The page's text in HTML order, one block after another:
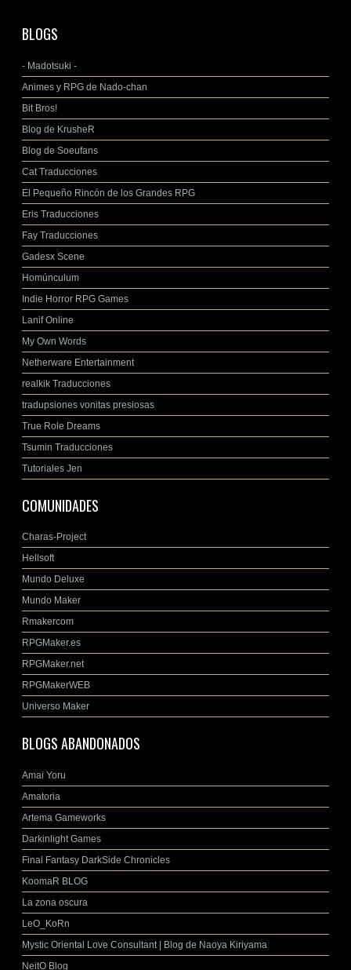
BLOGS
- Madotsuki -
Animes y RPG de Nado-chan
Bit Bros!
Blog de KrusheR
Blog de Soeufans
Cat Traducciones
El Pequeño Rincón de los Grandes RPG
Eris Traducciones
Fay Traducciones
Gadesx Scene
Homúnculum
Indie Horror RPG Games
Lanif Online
My Own Words
Netherware Entertainment
realkik Traducciones
tradupsiones vonitas presiosas
True Role Dreams
Tsumin Traducciones
Tutoriales Jen
COMUNIDADES
Charas-Project
Hellsoft
Mundo Deluxe
Mundo Maker
Rmakercom
RPGMaker.es
RPGMaker.net
RPGMakerWEB
Universo Maker
BLOGS ABANDONADOS
Amai Yoru
Amatoria
Artema Gameworks
Darkinlight Games
Final Fantasy DarkSide Chronicles
KoomaR BLOG
La zona oscura
LeO_KoRn
Mystic Oriental Love Consultant | Blog de Naoya Kiriyama
NeitO Blog